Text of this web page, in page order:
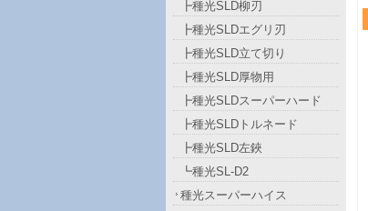
┣種光SLD柳刃
┣種光SLDエグリ刃
┣種光SLD立て切り
┣種光SLD厚物用
┣種光SLDスーパーハード
┣種光SLDトルネード
┣種光SLD左鋏
┗種光SL-D2
種光スーパーハイス